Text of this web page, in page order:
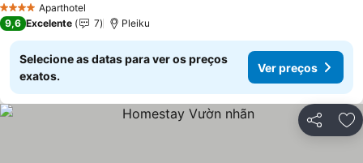
4 EstrelasAparthotel
9,6 Excelente 7 Pleiku
Selecione as datas para ver os preços
exatos.
Ver preços
Partilhar